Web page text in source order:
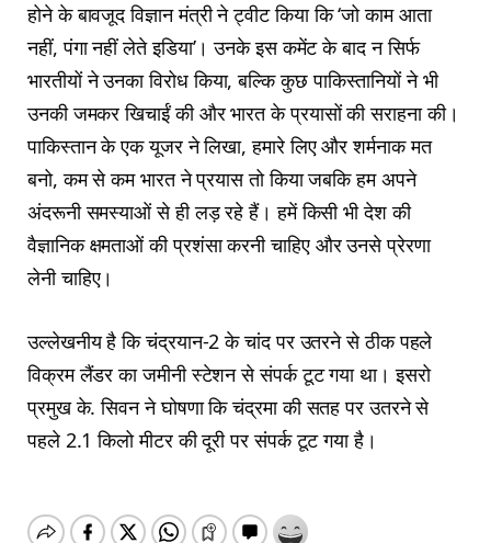
होने के बावजूद विज्ञान मंत्री ने ट्वीट किया कि ‘जो काम आता
नहीं, पंगा नहीं लेते इडिया’। उनके इस कमेंट के बाद न सिर्फ
भारतीयों ने उनका विरोध किया, बल्कि कुछ पाकिस्तानियों ने भी
उनकी जमकर खिचाईं की और भारत के प्रयासों की सराहना की।
पाकिस्तान के एक यूजर ने लिखा, हमारे लिए और शर्मनाक मत
बनो, कम से कम भारत ने प्रयास तो किया जबकि हम अपने
अंदरूनी समस्याओं से ही लड़ रहे हैं। हमें किसी भी देश की
वैज्ञानिक क्षमताओं की प्रशंसा करनी चाहिए और उनसे प्रेरणा
लेनी चाहिए।
उल्लेखनीय है कि चंद्रयान-2 के चांद पर उतरने से ठीक पहले
विक्रम लैंडर का जमीनी स्टेशन से संपर्क टूट गया था। इसरो
प्रमुख के. सिवन ने घोषणा कि चंद्रमा की सतह पर उतरने से
पहले 2.1 किलो मीटर की दूरी पर संपर्क टूट गया है।